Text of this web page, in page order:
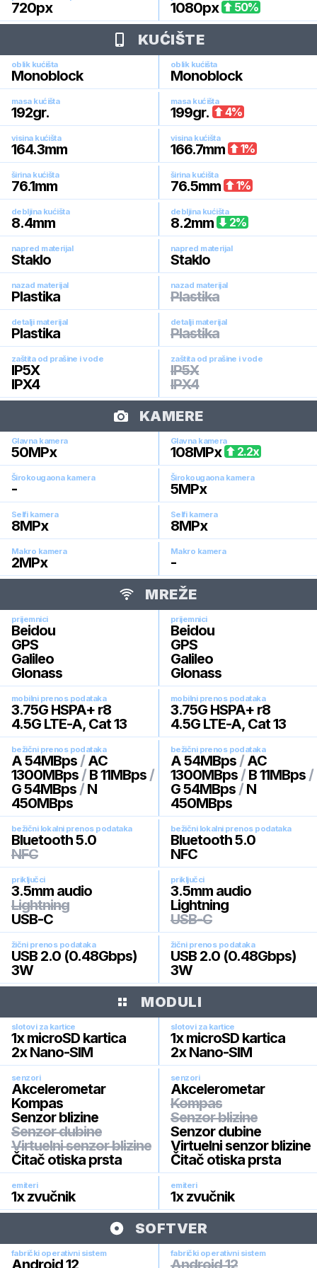
720px 1080px 50%
KUĆIŠTE
oblik kućišta
Monoblock
oblik kućišta
Monoblock
masa kućišta
192gr.
masa kućišta
199gr. 4%
visina kućišta
164.3mm
visina kućišta
166.7mm 1%
širina kućišta
76.1mm
širina kućišta
76.5mm 1%
debljina kućišta
8.4mm
debljina kućišta
8.2mm 2%
napred materijal
Staklo
napred materijal
Staklo
nazad materijal
Plastika
nazad materijal
Plastika
detalji materijal
Plastika
detalji materijal
Plastika
zaštita od prašine i vode
IP5X
IPX4
zaštita od prašine i vode
IP5X
IPX4
KAMERE
Glavna kamera
50MPx
Glavna kamera
108MPx 2.2x
Širokougaona kamera
-
Širokougaona kamera
5MPx
Selfi kamera
8MPx
Selfi kamera
8MPx
Makro kamera
2MPx
Makro kamera
-
MREŽE
prijemnici
Beidou
GPS
Galileo
Glonass
prijemnici
Beidou
GPS
Galileo
Glonass
mobilni prenos podataka
3.75G HSPA+ r8
4.5G LTE-A, Cat 13
mobilni prenos podataka
3.75G HSPA+ r8
4.5G LTE-A, Cat 13
bežični prenos podataka
A 54MBps / AC
1300MBps / B 11MBps /
G 54MBps / N
450MBps
bežični prenos podataka
A 54MBps / AC
1300MBps / B 11MBps /
G 54MBps / N
450MBps
bežični lokalni prenos podataka
Bluetooth 5.0
NFC
bežični lokalni prenos podataka
Bluetooth 5.0
NFC
priključci
3.5mm audio
Lightning
USB-C
priključci
3.5mm audio
Lightning
USB-C
žični prenos podataka
USB 2.0 (0.48Gbps)
3W
žični prenos podataka
USB 2.0 (0.48Gbps)
3W
MODULI
slotovi za kartice
1x microSD kartica
2x Nano-SIM
slotovi za kartice
1x microSD kartica
2x Nano-SIM
senzori
Akcelerometar
Kompas
Senzor blizine
Senzor dubine
Virtuelni senzor blizine
Čitač otiska prsta
senzori
Akcelerometar
Kompas
Senzor blizine
Senzor dubine
Virtuelni senzor blizine
Čitač otiska prsta
emiteri
1x zvučnik
emiteri
1x zvučnik
SOFTVER
fabrički operativni sistem
Android 12
fabrički operativni sistem
Android 12